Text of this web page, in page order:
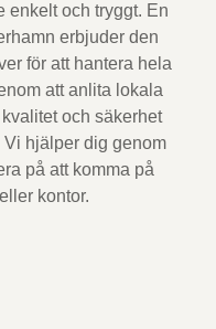
enkelt och tryggt. En
erbjuder den
för att hantera hela
att anlita lokala
och säkerhet
hjälper dig genom
på att komma på
kontor.